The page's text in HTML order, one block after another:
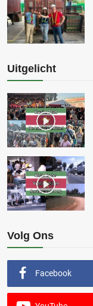
Uitgelicht
Volg Ons
Facebook